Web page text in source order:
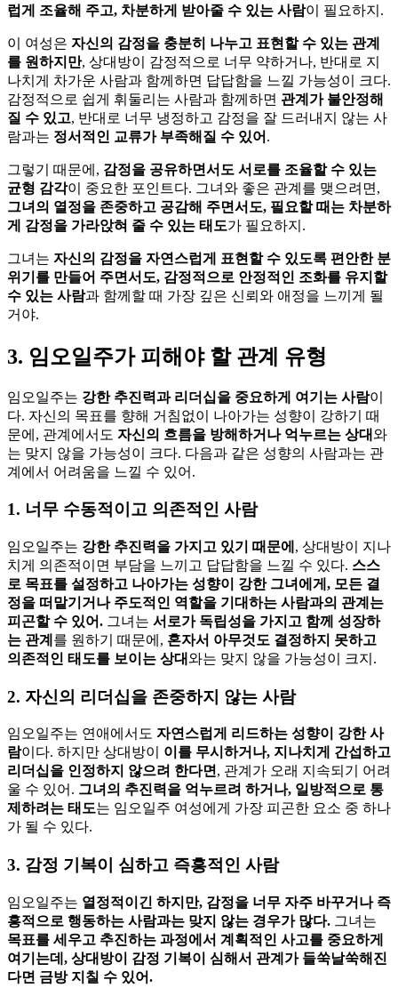
럽게 조율해 주고, 차분하게 받아줄 수 있는 사람이 필요하지.
이 여성은 자신의 감정을 충분히 나누고 표현할 수 있는 관계
를 원하지만, 상대방이 감정적으로 너무 약하거나, 반대로 지
나치게 차가운 사람과 함께하면 답답함을 느낄 가능성이 크다.
감정적으로 쉽게 휘둘리는 사람과 함께하면 관계가 불안정해
질 수 있고, 반대로 너무 냉정하고 감정을 잘 드러내지 않는 사
람과는 정서적인 교류가 부족해질 수 있어 .
그렇기 때문에, 감정을 공유하면서도 서로를 조율할 수 있는
균형 감각이 중요한 포인트다. 그녀와 좋은 관계를 맺으려면,
그녀의 열정을 존중하고 공감해 주면서도, 필요할 때는 차분하
게 감정을 가라앉혀 줄 수 있는 태도가 필요하지.
그녀는 자신의 감정을 자연스럽게 표현할 수 있도록 편안한 분
위기를 만들어 주면서도, 감정적으로 안정적인 조화를 유지할
수 있는 사람과 함께할 때 가장 깊은 신뢰와 애정을 느끼게 될
거야.
3. 임오일주가 피해야 할 관계 유형
임오일주는 강한 추진력과 리더십을 중요하게 여기는 사람이
다. 자신의 목표를 향해 거침없이 나아가는 성향이 강하기 때
문에, 관계에서도 자신의 흐름을 방해하거나 억누르는 상대와
는 맞지 않을 가능성이 크다. 다음과 같은 성향의 사람과는 관
계에서 어려움을 느낄 수 있어.
1. 너무 수동적이고 의존적인 사람
임오일주는 강한 추진력을 가지고 있기 때문에 , 상대방이 지나
치게 의존적이면 부담을 느끼고 답답함을 느낄 수 있다. 스스
로 목표를 설정하고 나아가는 성향이 강한 그녀에게, 모든 결
정을 떠맡기거나 주도적인 역할을 기대하는 사람과의 관계는
피곤할 수 있어. 그녀는 서로가 독립성을 가지고 함께 성장하
는 관계 를 원하기 때문에, 혼자서 아무것도 결정하지 못하고
의존적인 태도를 보이는 상대와는 맞지 않을 가능성이 크지.
2. 자신의 리더십을 존중하지 않는 사람
임오일주는 연애에서도 자연스럽게 리드하는 성향이 강한 사
람이다. 하지만 상대방이 이를 무시하거나, 지나치게 간섭하고
리더십을 인정하지 않으려 한다면 , 관계가 오래 지속되기 어려
울 수 있어. 그녀의 추진력을 억누르려 하거나, 일방적으로 통
제하려는 태도는 임오일주 여성에게 가장 피곤한 요소 중 하나
가 될 수 있다.
3. 감정 기복이 심하고 즉흥적인 사람
임오일주는 열정적이긴 하지만, 감정을 너무 자주 바꾸거나 즉
흥적으로 행동하는 사람과는 맞지 않는 경우가 많다. 그녀는
목표를 세우고 추진하는 과정에서 계획적인 사고를 중요하게
여기는데, 상대방이 감정 기복이 심해서 관계가 들쑥날쑥해진
다면 금방 지칠 수 있어.